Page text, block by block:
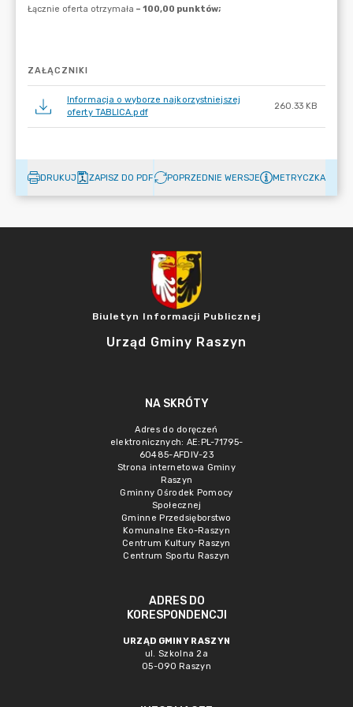
ZAŁĄCZNIKI
Informacja o wyborze najkorzystniejszej
oferty TABLICA.pdf
260.33 KB
DRUKUJ ZAPISZ DO PDF POPRZEDNIE WERSJE METRYCZKA
Biuletyn Informacji Publicznej
Urząd Gminy Raszyn
NA SKRÓTY
Adres do doręczeń
elektronicznych: AE:PL-71795-
60485-AFDIV-23
Strona internetowa Gminy
Raszyn
Gminny Ośrodek Pomocy
Społecznej
Gminne Przedsięborstwo
Komunalne Eko-Raszyn
Centrum Kultury Raszyn
Centrum Sportu Raszyn
ADRES DO
KORESPONDENCJI
URZĄD GMINY RASZYN
ul. Szkolna 2a
05-090 Raszyn